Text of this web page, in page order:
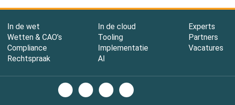
In de wet
Wetten & CAO’s
Compliance
Rechtspraak
In de cloud
Tooling
Implementatie
AI
Experts
Partners
Vacatures